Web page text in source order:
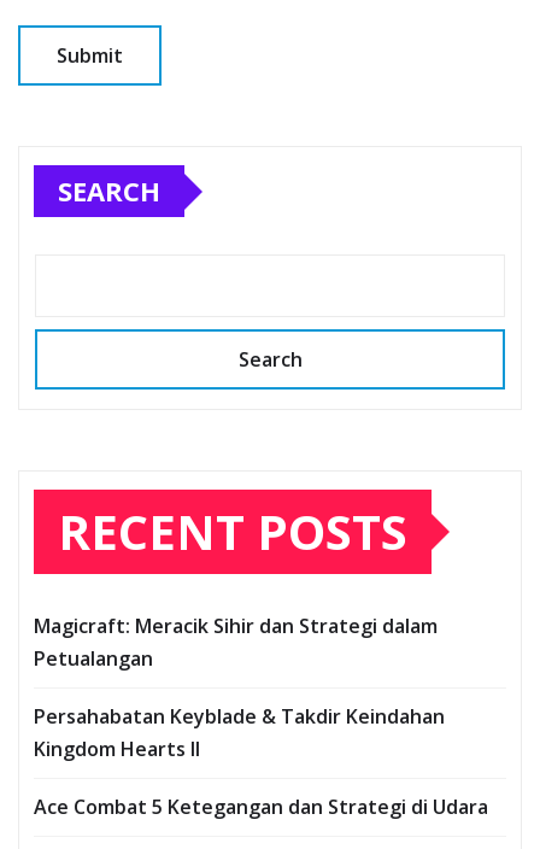
SEARCH
Search
RECENT POSTS
Magicraft: Meracik Sihir dan Strategi dalam
Petualangan
Persahabatan Keyblade & Takdir Keindahan
Kingdom Hearts II
Ace Combat 5 Ketegangan dan Strategi di Udara